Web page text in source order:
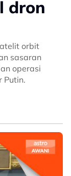
dron
orbit
sasaran
operasi
Putin.